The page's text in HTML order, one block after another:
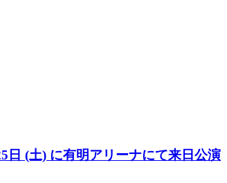
日 (土) に有明アリーナにて来日公演